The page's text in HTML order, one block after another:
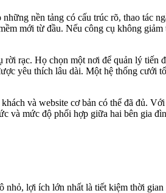
nền tảng có cấu trúc rõ, thao tác
mới từ đầu. Nếu công cụ không
rạc. Họ chọn một nơi để quản lý tiến
yêu thích lâu dài. Một hệ thống cưới
và website cơ bản có thể đã đủ.
và mức độ phối hợp giữa hai bên gia
lợi ích lớn nhất là tiết kiệm thời gian